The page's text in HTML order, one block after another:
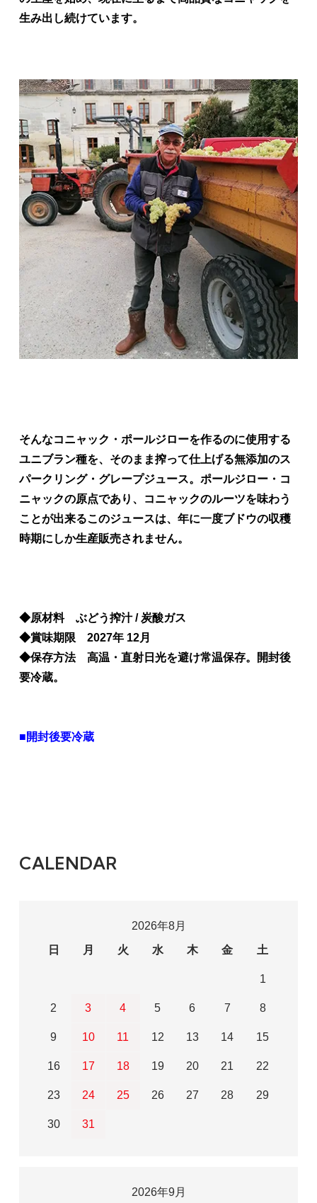
生み出し続けています。
そんなコニャック・ポールジローを作るのに使用する
ユニブラン種を、そのまま搾って仕上げる無添加のス
パークリング・グレープジュース。ポールジロー・コ
ニャックの原点であり、コニャックのルーツを味わう
ことが出来るこのジュースは、年に一度ブドウの収穫
時期にしか生産販売されません。
◆原材料 ぶどう搾汁 / 炭酸ガス
◆賞味期限 2027年 12月
◆保存方法 高温・直射日光を避け常温保存。開封後
要冷蔵。
■開封後要冷蔵
CALENDAR
2026年8月
日
月 火 水 木 金 土
1
2 3 4 5 6 7 8
9 10 11 12 13 14 15
16 17 18 19 20 21 22
23 24 25 26 27 28 29
30 31
2026年9月